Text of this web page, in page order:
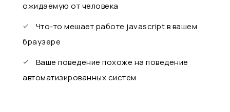
ожидаемую от человека
Что-то мешает работе javascript в вашем
браузере
Ваше поведение похоже на поведение
автоматизированных систем